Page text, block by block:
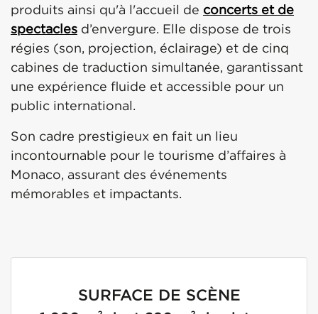
produits ainsi qu'à l'accueil de concerts et de
spectacles d’envergure. Elle dispose de trois
régies (son, projection, éclairage) et de cinq
cabines de traduction simultanée, garantissant
une expérience fluide et accessible pour un
public international.
Son cadre prestigieux en fait un lieu
incontournable pour le tourisme d’affaires à
Monaco, assurant des événements
mémorables et impactants.
SURFACE DE SCÈNE